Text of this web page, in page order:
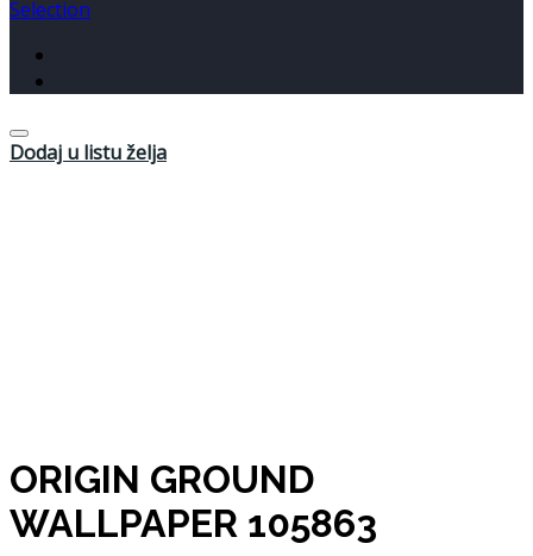
Selection
Dodaj u listu želja
ORIGIN GROUND
WALLPAPER 105863